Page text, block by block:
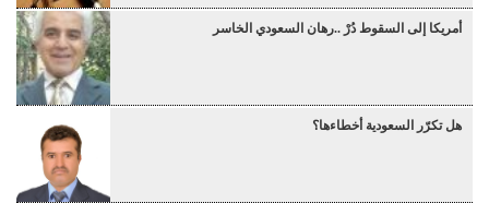
أمريكا إلى السقوط دُرْ ..رهان السعودي الخاسر
هل تكرّر السعودية أخطاءها؟